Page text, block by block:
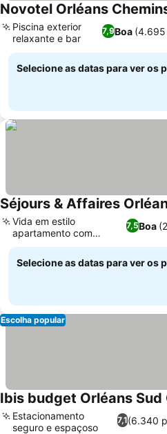
Novotel Orléans
7,9Boa (4.695
Piscina exterior
relaxante e bar
Selecione as datas para ver os
Séjours & Affaires
7,5Boa
Vida em estilo
apartamento com
quitinetes
Selecione as datas para ver os
Escolha popular
Ibis budget Orléans Sud
7,1(6.340
Estacionamento
seguro e espaçoso